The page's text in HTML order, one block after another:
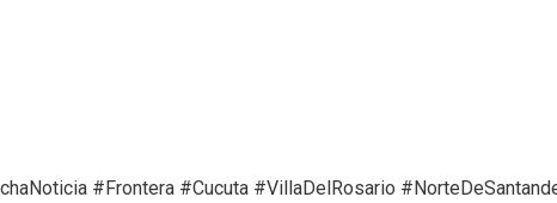
#Frontera #Cucuta #VillaDelRosario